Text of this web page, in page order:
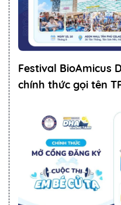
Festival BioAmicus
chính thức gọi tên